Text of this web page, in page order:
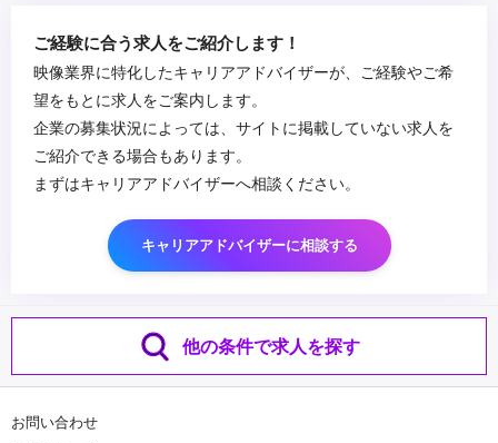
ご経験に合う求人をご紹介します！
映像業界に特化したキャリアアドバイザーが、ご経験やご希
望をもとに求人をご案内します。
企業の募集状況によっては、サイトに掲載していない求人を
ご紹介できる場合もあります。
まずはキャリアアドバイザーへ相談ください。
キャリアアドバイザーに相談する
他の条件で求人を探す
お問い合わせ